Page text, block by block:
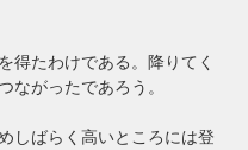
得たわけである。降りてく
ながったであろう。
しばらく高いところには登